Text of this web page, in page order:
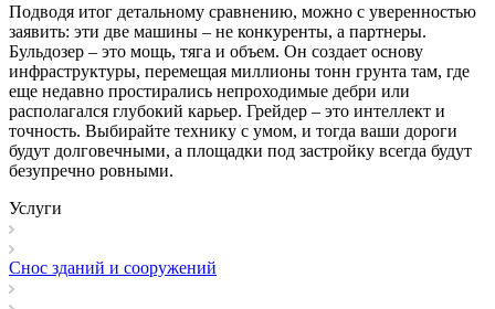
Подводя итог детальному сравнению, можно с уверенностью
заявить: эти две машины – не конкуренты, а партнеры.
Бульдозер – это мощь, тяга и объем. Он создает основу
инфраструктуры, перемещая миллионы тонн грунта там, где
еще недавно простирались непроходимые дебри или
располагался глубокий карьер. Грейдер – это интеллект и
точность. Выбирайте технику с умом, и тогда ваши дороги
будут долговечными, а площадки под застройку всегда будут
безупречно ровными.
Услуги
Снос зданий и сооружений